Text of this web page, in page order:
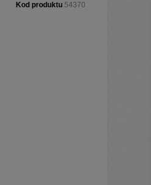
Kod produktu 54370